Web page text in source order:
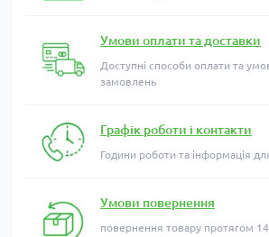
Умови оплати та доставки
Доступні способи оплати та
замовлень
Графік роботи і контакти
Години роботи та інформація
Умови повернення
повернення товару протягом 14